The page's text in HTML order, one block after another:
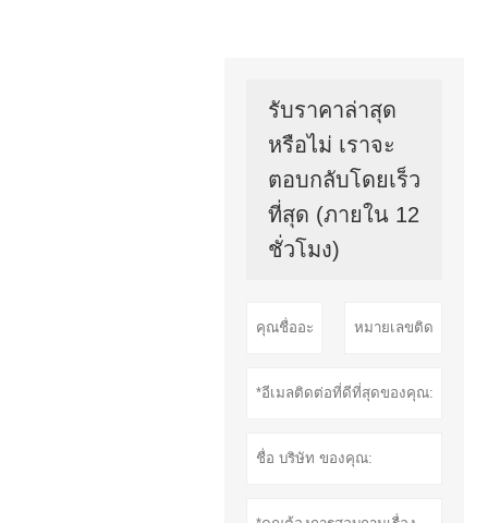
รับราคาล่าสุด
หรือไม่ เราจะ
ตอบกลับโดยเร็ว
ที่สุด (ภายใน 12
ชั่วโมง)